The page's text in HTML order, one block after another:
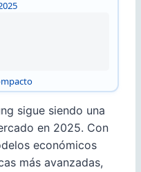
sigue siendo una
en 2025. Con
económicos
más avanzadas,